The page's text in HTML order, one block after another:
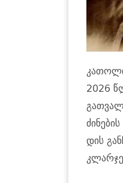
2026
დის